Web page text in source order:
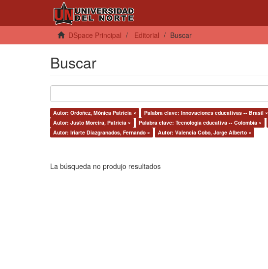
DSpace Principal Editorial Buscar
Buscar
Autor: Ordoñez, Mónica Patricia × Palabra clave: Innovaciones educativas -- Brasil ×
Autor: Justo Moreira, Patricia ×
Palabra clave: Tecnología educativa -- Colombia ×
Autor: Iriarte Diazgranados, Fernando ×
Autor: Valencia Cobo, Jorge Alberto ×
La búsqueda no produjo resultados